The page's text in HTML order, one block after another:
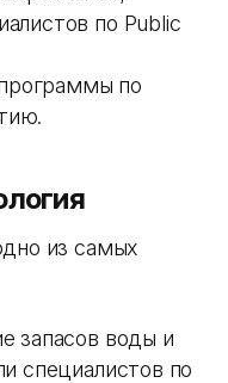
по Public
по
из самых
запасов воды и
специалистов по